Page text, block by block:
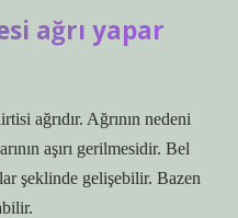
ağrı yapar
ağrıdır. Ağrının nedeni
aşırı gerilmesidir. Bel
şeklinde gelişebilir. Bazen